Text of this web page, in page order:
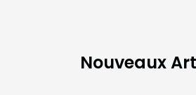
Nouveaux